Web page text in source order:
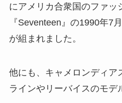
にアメリカ合衆国のファッ
『Seventeen』の1990年7
が組まれました。
他にも、キャメロンディア
ラインやリーバイスのモデ